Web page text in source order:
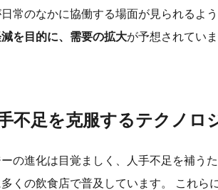
常のなかに協働する場面が見られるよ
を目的に、需要の拡大が予想されていま
不足を克服するテクノロ
の進化は目覚ましく、人手不足を補うた
くの飲食店で普及しています。 これら